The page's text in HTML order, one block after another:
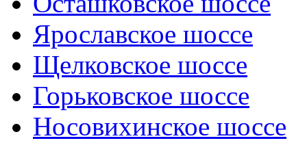
Ярославское шоссе
Щелковское шоссе
Горьковское шоссе
Носовихинское шоссе